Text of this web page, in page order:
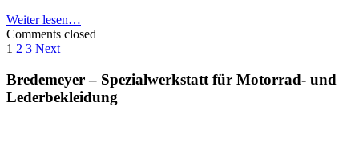
🎄
Weiter lesen…
ist
Comments closed
Seitennummerierung
der
Beiträge
1 2 3 Next
Sidebar
Bredemeyer – Spezialwerkstatt für Motorrad- und
Lederbekleidung